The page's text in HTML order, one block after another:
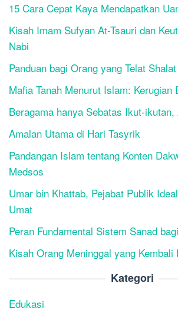
15 Cara Cepat Kaya Mendapatkan
Kisah Imam Sufyan At-Tsauri dan
Nabi
Panduan bagi Orang yang Telat
Mafia Tanah Menurut Islam: Kerugian
Beragama hanya Sebatas Ikut-ikutan,
Amalan Utama di Hari Tasyrik
Pandangan Islam tentang Konten
Medsos
Umar bin Khattab, Pejabat Publik
Umat
Peran Fundamental Sistem Sanad
Kisah Orang Meninggal yang Kembali
Kategori
Edukasi